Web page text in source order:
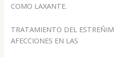
COMO LAXANTE.
TRATAMIENTO DEL
AFECCIONES EN LAS